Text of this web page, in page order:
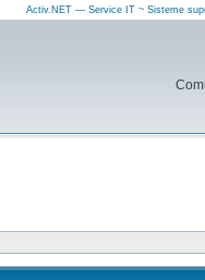
Activ.NET — Service IT ~ Sisteme